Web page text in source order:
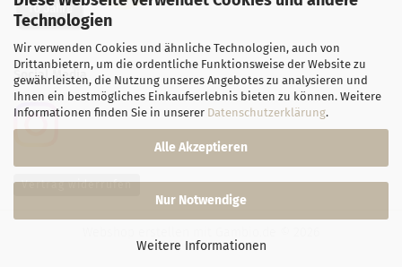
Technologien
Wir verwenden Cookies und ähnliche Technologien, auch von
Drittanbietern, um die ordentliche Funktionsweise der Website zu
gewährleisten, die Nutzung unseres Angebotes zu analysieren und
Ihnen ein bestmögliches Einkaufserlebnis bieten zu können. Weitere
Informationen finden Sie in unserer Datenschutzerklärung.
Alle Akzeptieren
Nur Notwendige
Weitere Informationen
Social Media
Vertrag widerrufen